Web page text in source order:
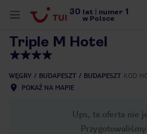
30 lat numer 1
w Polsce
Triple M Hotel
WĘGRY BUDAPESZT BUDAPESZT KOD
POKAŻ NA MAPIE
Ups, ta oferta nie